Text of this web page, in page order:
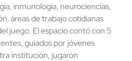
inmunología, neurociencias,
áreas de trabajo cotidianas
juego. El espacio contó con 5
guiados por jóvenes
institución, jugaron